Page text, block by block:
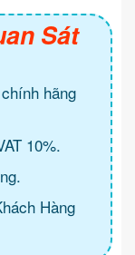
Sát
hãng
10%.
Hàng